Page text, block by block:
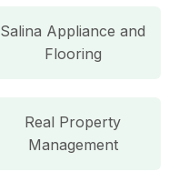
Salina Appliance and
Flooring
Real Property
Management